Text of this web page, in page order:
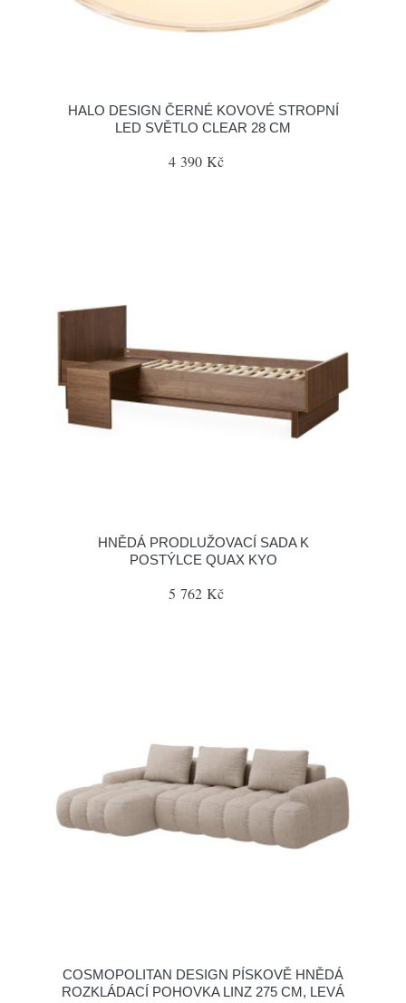
HALO DESIGN ČERNÉ KOVOVÉ STROPNÍ
LED SVĚTLO CLEAR 28 CM
4 390 Kč
HNĚDÁ PRODLUŽOVACÍ SADA K
POSTÝLCE QUAX KYO
5 762 Kč
COSMOPOLITAN DESIGN PÍSKOVĚ HNĚDÁ
ROZKLÁDACÍ POHOVKA LINZ 275 CM, LEVÁ